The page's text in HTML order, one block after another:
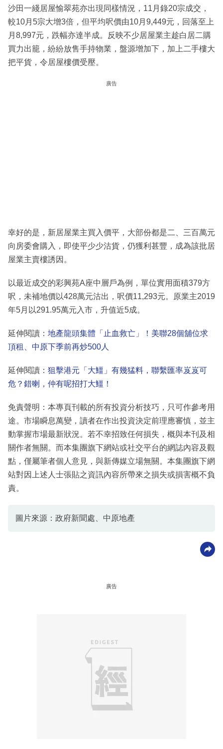
沙田一綫居屋愉翠苑亦出現同樣情況，11月錄20宗成交，
較10月5宗大增3倍，但平均呎價由10月9,449元，回落至上
月8,997元，跌幅亦達半成。反映不少居屋業主趁白居二購
買力出籠，紛紛放售手持物業，盤源增加下，加上二手樓大
把平貨，令居屋樓價受壓。
廣告
幸好的是，新居屋業主買入價平，大部份都是二、三百萬元
向房委會購入，即使平少少沽貨，仍獲利甚豐，成為該批居
屋業主賣樓誘因。
以最近成交的彩興苑A座中層戶為例，單位實用面積379方
呎，未補地價以428萬元沽出，呎價11,293元。原業主2019
年5月以291.95萬元入市，升值近5成。
延伸閱讀： 地產龍頭集體「止血救亡」！美聯28個舖位求
頂租、中原下季前再炒500人
延伸閱讀： 狙擊港元「大䲔」有幾猛料，聯繫匯率岌岌可
危？錯喇，仲有呢招打大䲔！
免責聲明：本專頁刊載的所有投資分析技巧，只可作參考用
途。市場瞬息萬變，讀者在作出投資決定前理應審慎，並主
動掌握市場最新狀況。若不幸招致任何損失，概與本刊及相
關作者無關。而本集團旗下網站或社交平台的網誌內容及觀
點，僅屬筆者個人意見，與新傳媒立場無關。本集團旗下網
站對因上述人士張貼之資訊內容所帶來之損失或損害概不負
責。
圖片來源：政府新聞處、中原地產
廣告